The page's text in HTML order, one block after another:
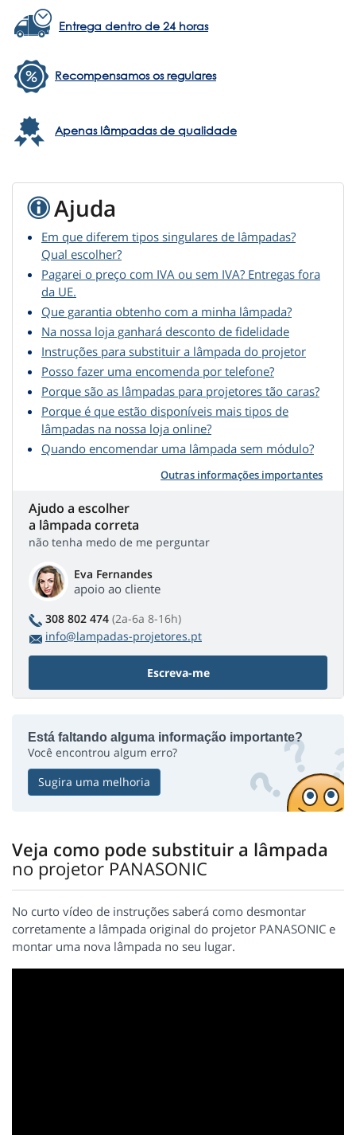
Entrega dentro de 24 horas
Recompensamos os regulares
Apenas lâmpadas de qualidade
Ajuda
Em que diferem tipos singulares de lâmpadas?
Qual escolher?
Pagarei o preço com IVA ou sem IVA? Entregas fora
da UE.
Que garantia obtenho com a minha lâmpada?
Na nossa loja ganhará desconto de fidelidade
Instruções para substituir a lâmpada do projetor
Posso fazer uma encomenda por telefone?
Porque são as lâmpadas para projetores tão caras?
Porque é que estão disponíveis mais tipos de
lâmpadas na nossa loja online?
Quando encomendar uma lâmpada sem módulo?
Outras informações importantes
Ajudo a escolher
a lâmpada correta
não tenha medo de me perguntar
Eva Fernandes
apoio ao cliente
308 802 474 (2a-6a 8-16h)
info@lampadas-projetores.pt
Escreva-me
Está faltando alguma informação importante?
Você encontrou algum erro?
Sugira uma melhoria
Veja como pode substituir a lâmpada
no projetor PANASONIC
No curto vídeo de instruções saberá como desmontar
corretamente a lâmpada original do projetor PANASONIC e
montar uma nova lâmpada no seu lugar.